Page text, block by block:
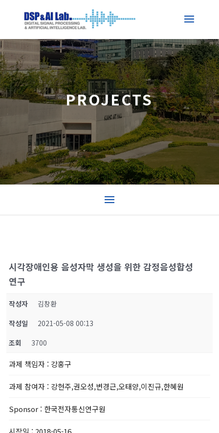
PROJECTS
시각장애인용 음성자막 생성을 위한 감정음성합성
연구
작성자
김창환
작성일
2021-05-08 00:13
조회
3700
과제 책임자 : 강홍구
과제 참여자 : 강현주,권오성,변경근,오태양,이진규,한혜원
Sponsor : 한국전자통신연구원